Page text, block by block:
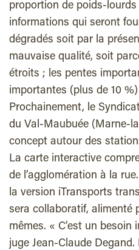
proportion de poids-
informations qui seront
dégradés soit par la
mauvaise qualité, soit
étroits ; les pentes
importantes (plus de 10
Prochainement, le
du Val-Maubuée (Marne-
concept autour des
La carte interactive
de l’agglomération à la
la version iTransports
sera collaboratif, alimenté
mêmes. « C’est un besoin
juge Jean-Claude